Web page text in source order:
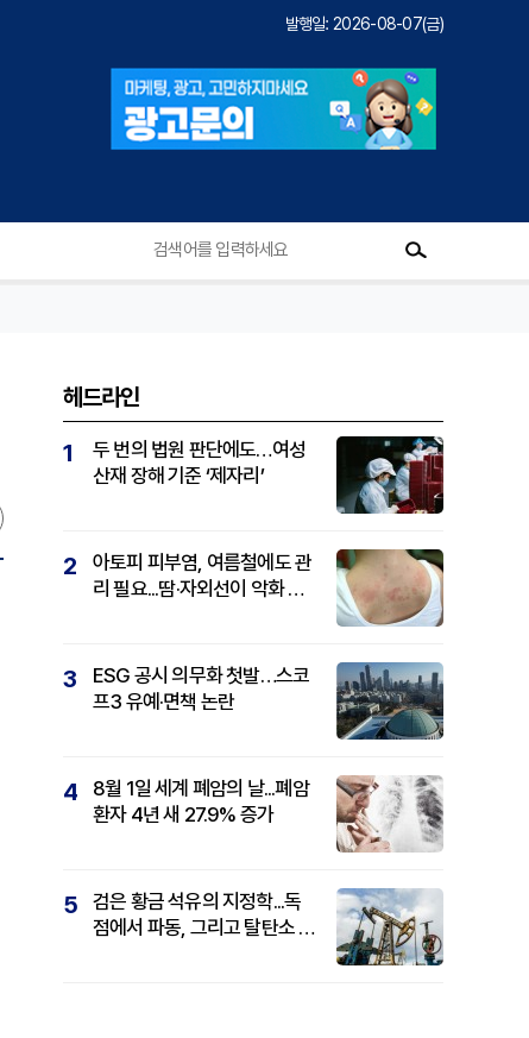
발행일: 2026-08-07(금)
헤드라인
1
두 번의 법원 판단에도…여성
산재 장해 기준 ‘제자리’
2
아토피 피부염, 여름철에도 관
리 필요...땀·자외선이 악화 요
3
ESG 공시 의무화 첫발…스코
프3 유예·면책 논란
4
8월 1일 세계 폐암의 날...폐암
환자 4년 새 27.9% 증가
5
검은 황금 석유의 지정학...독
점에서 파동, 그리고 탈탄소 패